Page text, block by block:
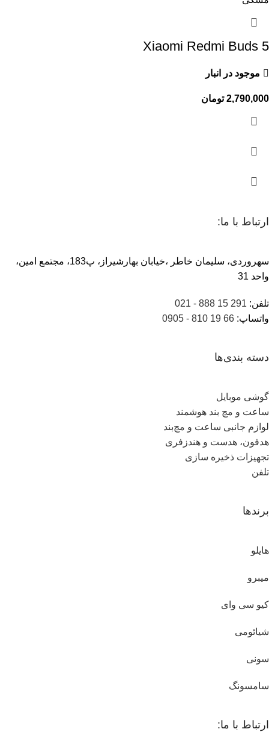
Xiaomi Redmi Buds 5
موجود در انبار
2,790,000 تومان
ارتباط با ما:
سهروردی، سلیمان خاطر ،خیابان بهارشیراز، پ183، مجتمع امین،
واحد 31
تلفن: 291 15 888 - 021
واتساپ: 66 19 810 - 0905
دسته بندی‌ها
گوشی موبایل
ساعت و مچ بند هوشمند
لوازم جانبی ساعت و مچ‌بند
هدفون، هدست و هندزفری
تجهیزات ذخیره سازی
تلفن
برندها
هایلو
میبرو
کیو سی وای
شیائومی
سونی
سامسونگ
ارتباط با ما: